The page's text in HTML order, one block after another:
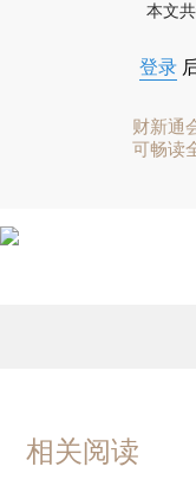
本文
登录
财新通
可畅读
相关阅读